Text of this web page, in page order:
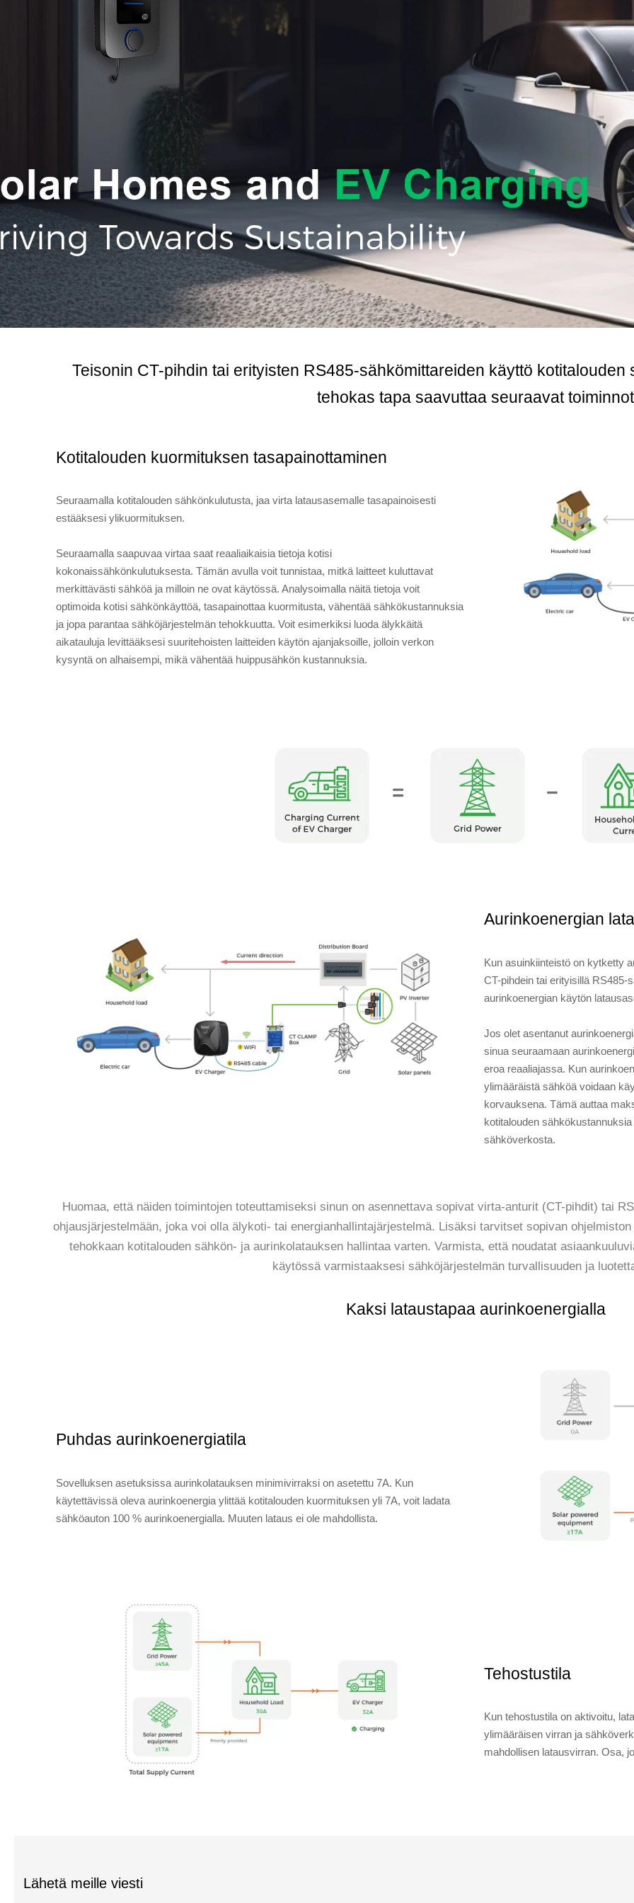
Teisonin CT-pihdin tai erityisten RS485-sähkömittareiden käyttö
tehokas tapa saavuttaa seuraavat toiminnot
Kotitalouden kuormituksen tasapainottaminen
Seuraamalla kotitalouden sähkönkulutusta, jaa virta latausasemalle tasapainoisesti
estääksesi ylikuormituksen.
Seuraamalla saapuvaa virtaa saat reaaliaikaisia tietoja kotisi
kokonaissähkönkulutuksesta. Tämän avulla voit tunnistaa, mitkä laitteet kuluttavat
merkittävästi sähköä ja milloin ne ovat käytössä. Analysoimalla näitä tietoja voit
optimoida kotisi sähkönkäyttöä, tasapainottaa kuormitusta, vähentää sähkökustannuksia
ja jopa parantaa sähköjärjestelmän tehokkuutta. Voit esimerkiksi luoda älykkäitä
aikatauluja levittääksesi suuritehoisten laitteiden käytön ajanjaksoille, jolloin verkon
kysyntä on alhaisempi, mikä vähentää huippusähkön kustannuksia.
Aurinkoenergian
Kun asuinkiinteistö on kytketty
CT-pihdein tai erityisillä
aurinkoenergian käytön
Jos olet asentanut
sinua seuraamaan
eroa reaaliajassa. Kun
ylimääräistä sähköä voidaan
korvauksena. Tämä auttaa
kotitalouden
sähköverkosta.
Huomaa, että näiden toimintojen toteuttamiseksi sinun on asennettava sopivat virta-anturit (CT-pihdit) tai
ohjausjärjestelmään, joka voi olla älykoti- tai energianhallintajärjestelmä. Lisäksi tarvitset sopivan
tehokkaan kotitalouden sähkön- ja aurinkolatauksen hallintaa varten. Varmista, että noudatat
käytössä varmistaaksesi sähköjärjestelmän turvallisuuden ja
Kaksi lataustapaa aurinkoenergialla
Puhdas aurinkoenergiatila
Sovelluksen asetuksissa aurinkolatauksen minimivirraksi on asetettu 7A. Kun
käytettävissä oleva aurinkoenergia ylittää kotitalouden kuormituksen yli 7A, voit ladata
sähköauton 100 % aurinkoenergialla. Muuten lataus ei ole mahdollista.
Tehostustila
Kun tehostustila on aktivoitu,
ylimääräisen virran ja
mahdollisen latausvirran. Osa,
Lähetä meille viesti